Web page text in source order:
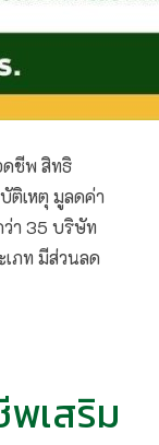
ดชีพ สิทธิ
เหตุ มูลดค่า
า 35 บริษัท
ภท มีส่วนลด
เสริม